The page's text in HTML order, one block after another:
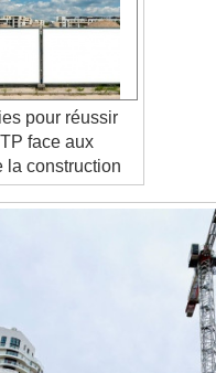
Family
Done
Modal Dialog
of dialog window.
pour réussir
face aux
la construction